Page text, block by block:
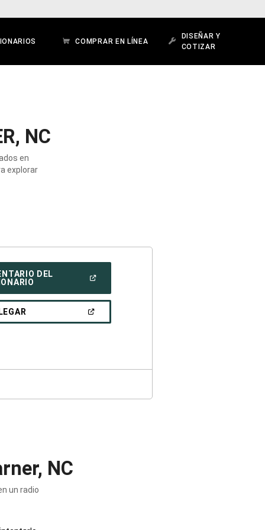
COMPRAR EN LÍNEA
DISEÑAR Y
COTIZAR
NC
en
explorar
DEL
UNA
NC
un radio